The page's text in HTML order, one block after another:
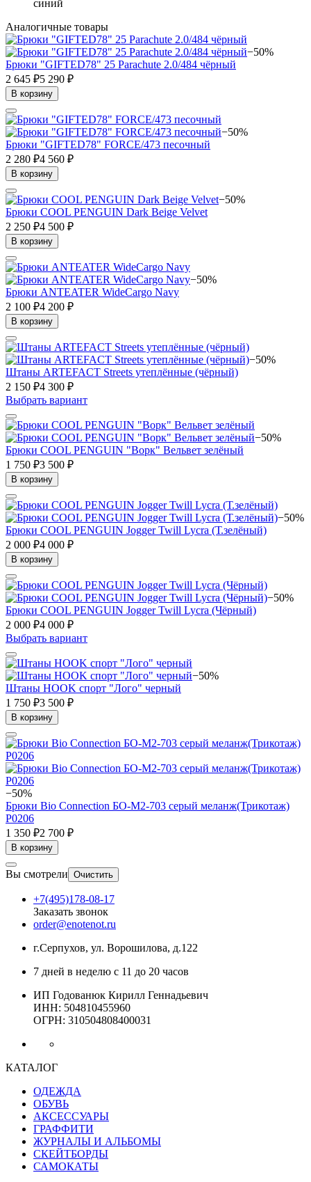
синий
Аналогичные товары
−50%
Брюки "GIFTED78" 25 Parachute 2.0/484 чёрный
2 645 ₽5 290 ₽
В корзину
−50%
Брюки "GIFTED78" FORCE/473 песочный
2 280 ₽4 560 ₽
В корзину
−50%
Брюки COOL PENGUIN Dark Beige Velvet
2 250 ₽4 500 ₽
В корзину
−50%
Брюки ANTEATER WideCargo Navy
2 100 ₽4 200 ₽
В корзину
−50%
Штаны ARTEFACT Streets утеплённые (чёрный)
2 150 ₽4 300 ₽
Выбрать вариант
−50%
Брюки COOL PENGUIN "Ворк" Вельвет зелёный
1 750 ₽3 500 ₽
В корзину
−50%
Брюки COOL PENGUIN Jogger Twill Lycra (Т.зелёный)
2 000 ₽4 000 ₽
В корзину
−50%
Брюки COOL PENGUIN Jogger Twill Lycra (Чёрный)
2 000 ₽4 000 ₽
Выбрать вариант
−50%
Штаны HOOK спорт "Лого" черный
1 750 ₽3 500 ₽
В корзину
−50%
Брюки Bio Connection БО-М2-703 серый меланж(Трикотаж)
Р0206
1 350 ₽2 700 ₽
В корзину
Вы смотрели Очистить
+7(495)178-08-17
Заказать звонок
order@enotenot.ru
г.Серпухов, ул. Ворошилова, д.122
7 дней в неделю с 11 до 20 часов
ИП Годованюк Кирилл Геннадьевич
ИНН: 504810455960
ОГРН: 310504808400031
КАТАЛОГ
ОДЕЖДА
ОБУВЬ
АКСЕССУАРЫ
ГРАФФИТИ
ЖУРНАЛЫ И АЛЬБОМЫ
СКЕЙТБОРДЫ
САМОКАТЫ